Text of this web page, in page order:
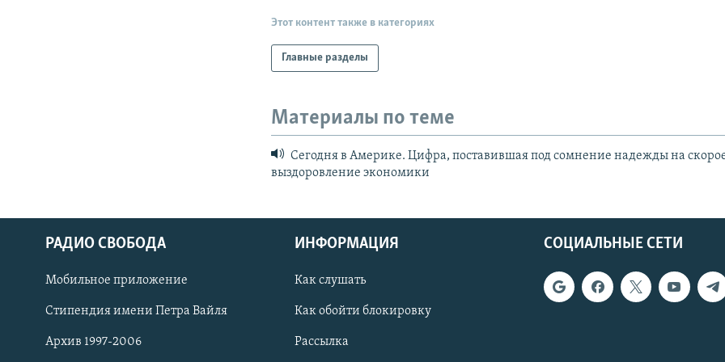
СОЦИАЛЬНЫЕ СЕТИ
Этот контент также в категориях
Главные разделы
Материалы по теме
Сегодня в Америке. Цифра, поставившая под сомнение надежды на
выздоровление экономики
СОЦИАЛЬНЫЕ СЕТИ
РАДИО СВОБОДА
Мобильное приложение
Стипендия имени Петра Вайля
Архив 1997-2006
ИНФОРМАЦИЯ
Как слушать
Как обойти блокировку
Рассылка